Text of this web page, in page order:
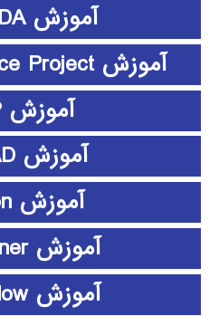
آموزش MAXQDA
آموزش Microsoft Office Project
آموزش PHP
آموزش PSCAD
آموزش python
آموزش rapidminer
آموزش ShowFlow